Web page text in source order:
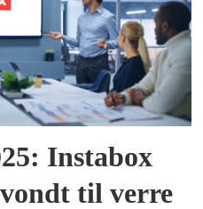
Instabox
til verre